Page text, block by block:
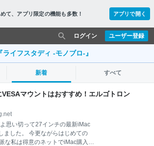
て、 アプリ限定の機能も多数！ アプリで開く
ユーザー登録
ログイン
『ライフスタディ -モノブロ-』
新着 すべて
マウントはおすすめ！エルゴトロン
思い切って27インチの最新iMac
ました。 今更ながらはじめての
な私は得意のネットでiMac購入に